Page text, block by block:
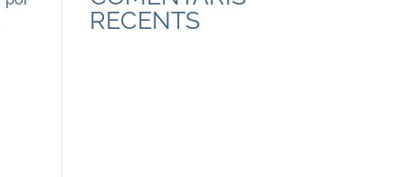
RECENTS